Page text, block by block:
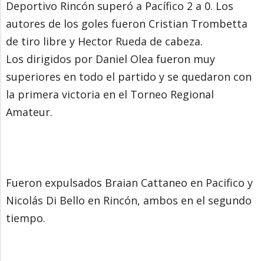
Deportivo Rincón superó a Pacífico 2 a 0. Los
autores de los goles fueron Cristian Trombetta
de tiro libre y Hector Rueda de cabeza.
Los dirigidos por Daniel Olea fueron muy
superiores en todo el partido y se quedaron con
la primera victoria en el Torneo Regional
Amateur.
Fueron expulsados Braian Cattaneo en Pacifico y
Nicolás Di Bello en Rincón, ambos en el segundo
tiempo.